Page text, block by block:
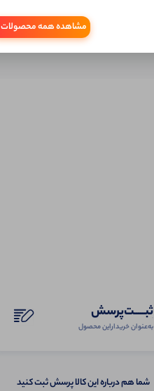
ثبـــــت‌پرسش
به‌عنوان ‌خریدار‌این‌ محصول
شما هم درباره این کالا پرسش ثبت کنید
مشاهده همه محصولات